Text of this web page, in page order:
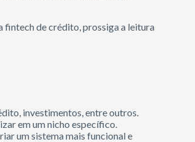
fintech de crédito, prossiga a leitura
investimentos, entre outros.
em um nicho específico.
um sistema mais funcional e